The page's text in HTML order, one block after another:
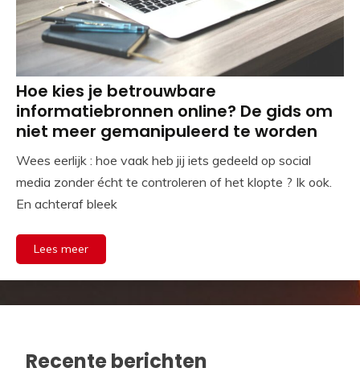
Hoe kies je betrouwbare
informatiebronnen online? De gids om
niet meer gemanipuleerd te worden
Wees eerlijk : hoe vaak heb jij iets gedeeld op social
media zonder écht te controleren of het klopte ? Ik ook.
En achteraf bleek
Lees meer
Recente berichten